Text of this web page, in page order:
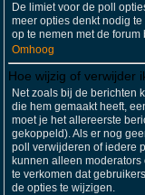
De limiet voor de poll
meer opties denkt nodig
op te nemen met de forum
Omhoog
Hoe wijzig of verwijder
Net zoals bij de berichten
die hem gemaakt heeft,
moet je het allereerste
gekoppeld). Als er nog
poll verwijderen of iedere
kunnen alleen
te verkomen dat
de opties te wijzigen.